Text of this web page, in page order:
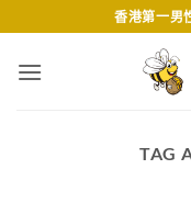
to
content
香港第一男
TAG